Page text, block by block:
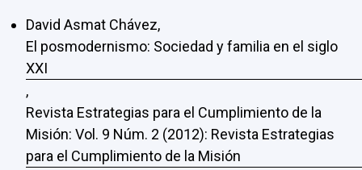
David Asmat Chávez,
El posmodernismo: Sociedad y familia en el siglo
XXI
,
Revista Estrategias para el Cumplimiento de la
Misión: Vol. 9 Núm. 2 (2012): Revista Estrategias
para el Cumplimiento de la Misión